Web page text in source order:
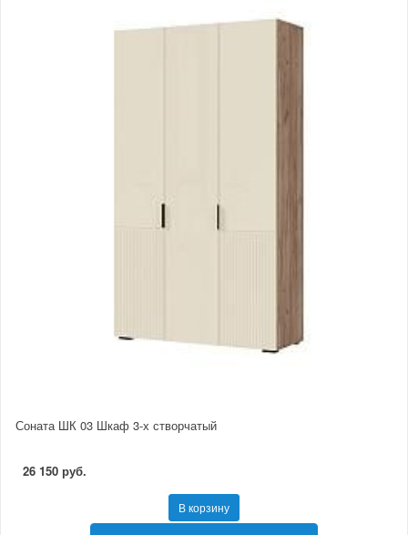
Соната ШК 03 Шкаф 3-х створчатый
26 150 руб.
В корзину